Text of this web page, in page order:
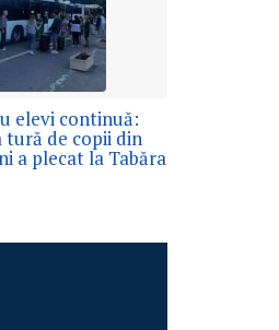
elevi continuă:
tură de copii din
a plecat la Tabăra